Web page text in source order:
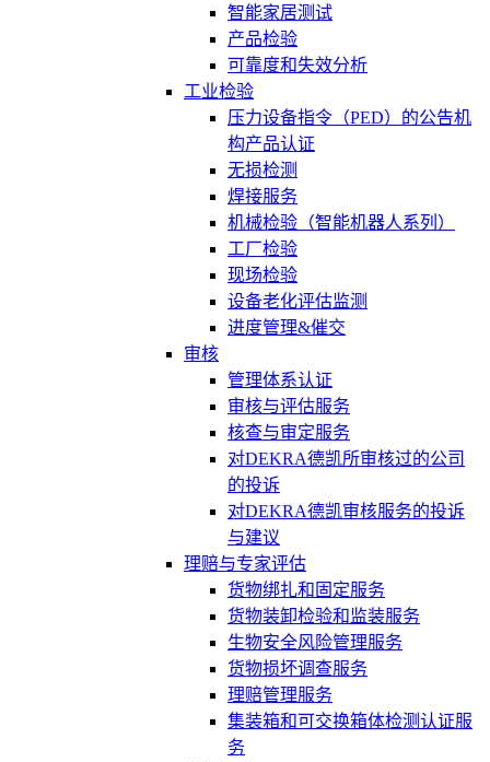
智能家居测试
产品检验
可靠度和失效分析
工业检验
压力设备指令（PED）的公告机
构产品认证
无损检测
焊接服务
机械检验（智能机器人系列）
工厂检验
现场检验
设备老化评估监测
进度管理&催交
审核
管理体系认证
审核与评估服务
核查与审定服务
对DEKRA德凯所审核过的公司
的投诉
对DEKRA德凯审核服务的投诉
与建议
理赔与专家评估
货物绑扎和固定服务
货物装卸检验和监装服务
生物安全风险管理服务
货物损坏调查服务
理赔管理服务
集装箱和可交换箱体检测认证服
务